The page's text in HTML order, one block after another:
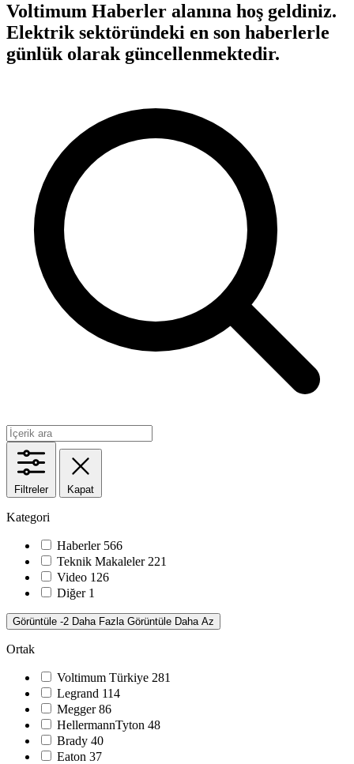
Voltimum Haberler alanına hoş geldiniz.
Elektrik sektöründeki en son haberlerle
günlük olarak güncellenmektedir.
Filtreler Kapat
Kategori
Haberler 566
Teknik Makaleler 221
Video 126
Diğer 1
Görüntüle -2 Daha Fazla Görüntüle Daha Az
Ortak
Voltimum Türkiye 281
Legrand 114
Megger86
HellermannTyton 48
Brady 40
Eaton 37